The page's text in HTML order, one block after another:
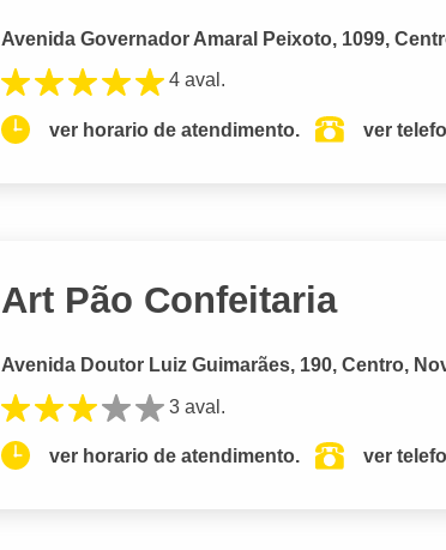
Avenida Governador Amaral Peixoto, 1099,
4 aval.
ver horario de atendimento. ver
Art Pão Confeitaria
Avenida Doutor Luiz Guimarães, 190, Centro,
3 aval.
ver horario de atendimento. ver